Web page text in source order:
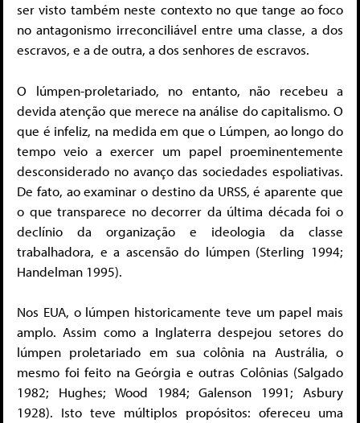
ser visto também neste contexto no que tange ao foco
no antagonismo irreconciliável entre uma classe, a dos
escravos, e a de outra, a dos senhores de escravos.
O lúmpen-proletariado, no entanto, não recebeu a
devida atenção que merece na análise do capitalismo. O
que é infeliz, na medida em que o Lúmpen, ao longo do
tempo veio a exercer um papel proeminentemente
desconsiderado no avanço das sociedades espoliativas.
De fato, ao examinar o destino da URSS, é aparente que
o que transparece no decorrer da última década foi o
declínio da organização e ideologia da classe
trabalhadora, e a ascensão do lúmpen (Sterling 1994;
Handelman 1995).
Nos EUA, o lúmpen historicamente teve um papel mais
amplo. Assim como a Inglaterra despejou setores do
lúmpen proletariado em sua colônia na Austrália, o
mesmo foi feito na Geórgia e outras Colônias (Salgado
1982; Hughes; Wood 1984; Galenson 1991; Asbury
1928). Isto teve múltiplos propósitos: ofereceu uma